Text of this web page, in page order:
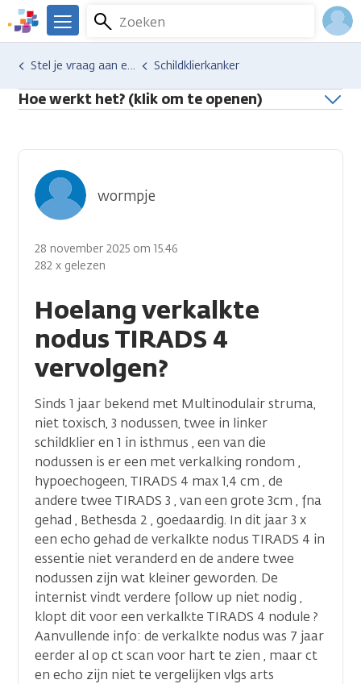
Overslaan
en
naar
inhoud
gaan
We
er
voor
je.
Zoeken
Menu
Hulp en ondersteuning
Stel je vraag aan een professional Schildklierkanker
Hoe werkt het? (klik om te openen)
Hoelang verkalkte
nodus TIRADS 4
vervolgen?
wormpje
28 november 2025 om 15.46
282 x gelezen
Sinds 1 jaar bekend met Multinodulair struma,
niet toxisch, 3 nodussen, twee in linker
schildklier en 1 in isthmus , een van die
nodussen is er een met verkalking rondom ,
hypoechogeen, TIRADS 4 max 1,4 cm , de
andere twee TIRADS 3 , van een grote 3cm , fna
gehad , Bethesda 2 , goedaardig. In dit jaar 3 x
een echo gehad de verkalkte nodus TIRADS 4 in
essentie niet veranderd en de andere twee
nodussen zijn wat kleiner geworden. De
internist vindt verdere follow up niet nodig ,
klopt dit voor een verkalkte TIRADS 4 nodule ?
Aanvullende info: de verkalkte nodus was 7 jaar
eerder al op ct scan voor hart te zien , maar ct
en echo zijn niet te vergelijken vlgs arts